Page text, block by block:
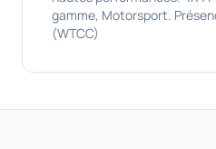
gamme, Motorsport.
(WTCC)